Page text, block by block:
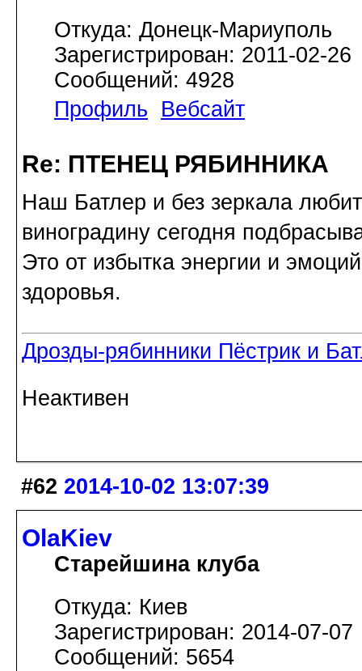
Откуда: Донецк-Мариуполь
Зарегистрирован: 2011-02-26
Сообщений: 4928
Профиль
Вебсайт
Re: ПТЕНЕЦ РЯБИННИКА
Наш Батлер и без зеркала любит
виноградину сегодня
Это от избытка энергии и
здоровья.
Дрозды-рябинники Пёстрик и
Неактивен
#62 2014-10-02 13:07:39
OlaKiev
Старейшина клуба
Откуда: Киев
Зарегистрирован: 2014-07-07
Сообщений: 5654